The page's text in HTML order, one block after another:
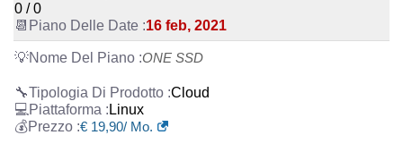
0 / 0
16 feb, 2021
ONE SSD
Cloud
Linux
€ 19,90/ Mo.